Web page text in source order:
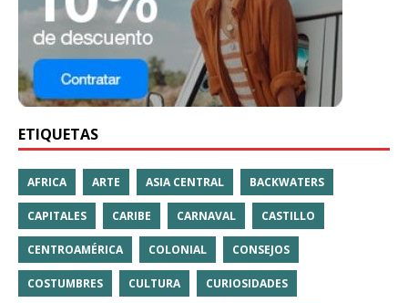
ETIQUETAS
AFRICA ARTE ASIA CENTRAL BACKWATERS
CAPITALES CARIBE CARNAVAL CASTILLO
CENTROAMÉRICA COLONIAL CONSEJOS
COSTUMBRES CULTURA CURIOSIDADES